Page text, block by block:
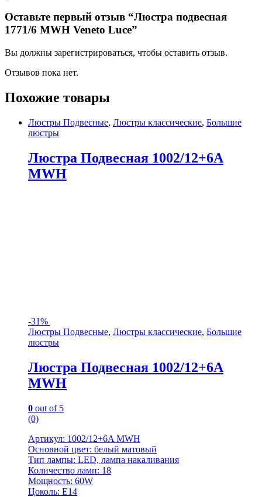
Оставьте первый отзыв “Люстра подвесная
1771/6 MWH Veneto Luce”
Вы должны зарегистрироваться, чтобы оставить отзыв.
Отзывов пока нет.
Похожие товары
Люстры Подвесные, Люстры классические, Большие
люстры
Люстра Подвесная 1002/12+6A
MWH
-31%
Люстры Подвесные, Люстры классические, Большие
люстры
Люстра Подвесная 1002/12+6A
MWH
0 out of 5
(0)
Артикул: 1002/12+6A MWH
Основной цвет: белый матовый
Тип лампы: LED, лампа накаливания
Количество ламп: 18
Мощность: 60W
Цоколь: Е14